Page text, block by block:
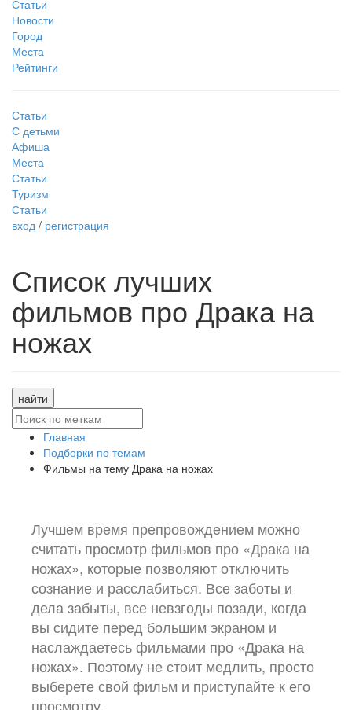
Статьи
Новости
Город
Места
Рейтинги
Статьи
С детьми
Афиша
Места
Статьи
Туризм
Статьи
вход / регистрация
Список лучших
фильмов про Драка на
ножах
найти
Главная
Подборки по темам
Фильмы на тему Драка на ножах
Лучшем время препровождением можно
считать просмотр фильмов про «Драка на
ножах», которые позволяют отключить
сознание и расслабиться. Все заботы и
дела забыты, все невзгоды позади, когда
вы сидите перед большим экраном и
наслаждаетесь фильмами про «Драка на
ножах». Поэтому не стоит медлить, просто
выберете свой фильм и приступайте к его
просмотру.